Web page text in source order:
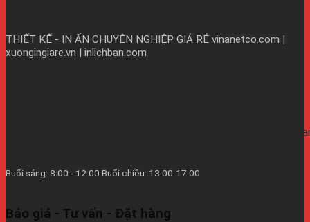
THIẾT KẾ - IN ẤN CHUYÊN NGHIỆP GIÁ RẺ vinanetco.com |
xuongingiare.vn | inlichban.com
https://vinanetco.com/https://xuongingiare.vn/https://
Buổi sáng: 8:00 - 12:00 Buổi chiều: 13:00-17:00
Báo giá - Tư vấn - Đặt hàng